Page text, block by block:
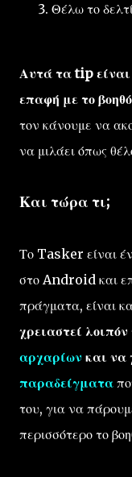
Θέλω το
Αυτά τα tip
επαφή με το
τον κάνουμε να
να μιλάει όπως
Και τώρα τι;
Το Tasker είναι
στο Android και
πράγματα, είναι
χρειαστεί
αρχαρίων και να
παραδείγματα
του, για να
περισσότερο το